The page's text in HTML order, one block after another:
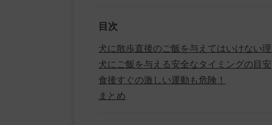
目次
犬に散歩直後のご飯を与えてはいけない
犬にご飯を与える安全なタイミングの目安
食後すぐの激しい運動も危険！
まとめ